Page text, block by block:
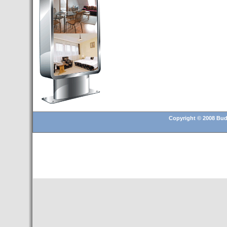
Budapest’.
- Hoteles en BUDAPEST:
Resultados octubre de 2016,
subida del 15% ocupación y
del 25,6% en el RevPar
- Nuevo Hotel en Budapest
bajo la marca Exe Hotusa
- Transfer Aeropuerto de
BUDAPEST
Copyright © 2008